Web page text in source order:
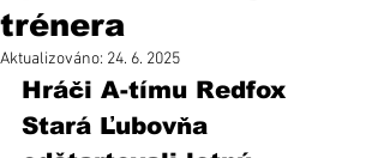
trénera
Aktualizováno: 24. 6. 2025
Hráči A-tímu Redfox
Stará Ľubovňa